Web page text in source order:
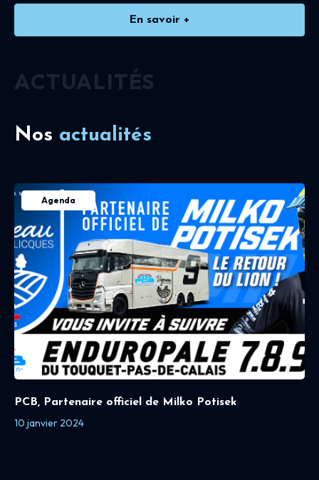
En savoir +
ACTUALITÉS
Nos actualités
Agenda
PCB, Partenaire officiel de Milko Potisek
10 janvier 2024